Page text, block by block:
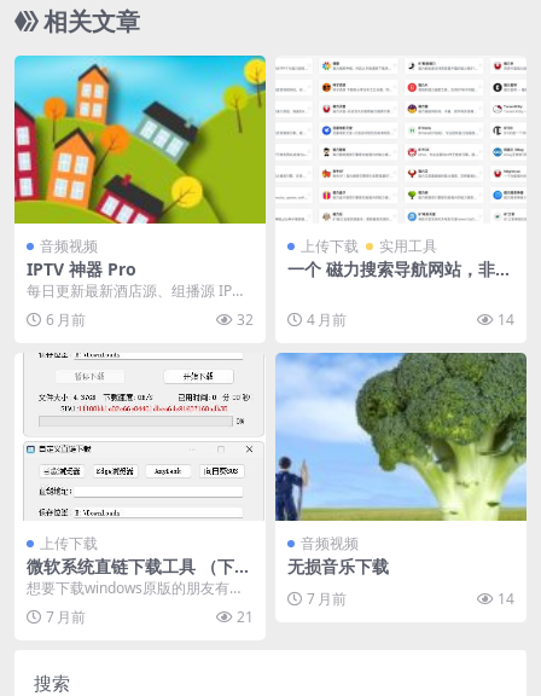
相关文章
音频视频
IPTV 神器 Pro
每日更新最新酒店源、组播源 IP、
节目列表
6 月前 32
上传下载 实用工具
一个 磁力搜索导航网站，非常
4 月前 14
上传下载
微软系统直链下载工具 （下载
微软原版系统）
想要下载windows原版的朋友有福
了： 该工具可以用来下载原版 wind
ows...7 月前 21
音频视频
无损音乐下载
7 月前 14
搜索